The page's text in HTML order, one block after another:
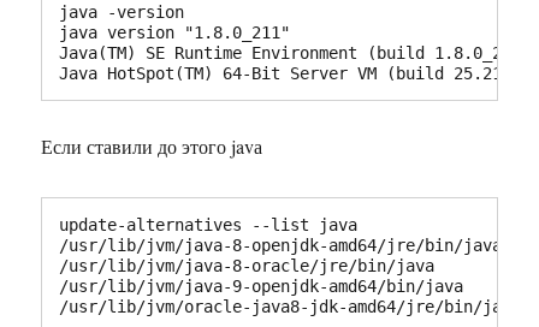
java -version
java version "1.8.0_211"
Java(TM) SE Runtime Environment (build 1.8.0_211-
Java HotSpot(TM) 64-Bit Server VM (build 25.211-
Если ставили до этого javа
update-alternatives --list java
/usr/lib/jvm/java-8-openjdk-amd64/jre/bin/java
/usr/lib/jvm/java-8-oracle/jre/bin/java
/usr/lib/jvm/java-9-openjdk-amd64/bin/java
/usr/lib/jvm/oracle-java8-jdk-amd64/jre/bin/java